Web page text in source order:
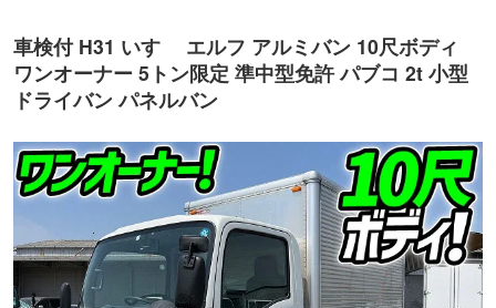
車検付 H31 いすゞ エルフ アルミバン 10尺ボディ
ワンオーナー 5トン限定 準中型免許 パブコ 2t 小型
ドライバン パネルバン